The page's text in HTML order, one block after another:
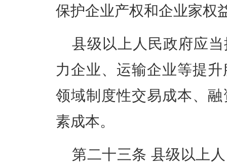
保护企业产权和企业家权
县级以上人民政府应
力企业、运输企业等提
领域制度性交易成本、
素成本。
第二十三条 县级以上